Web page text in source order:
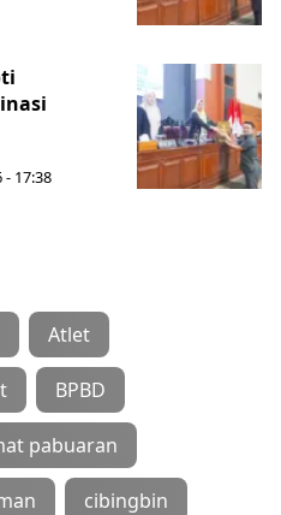
- 17:38
Atlet
BPBD
pabuaran
cibingbin